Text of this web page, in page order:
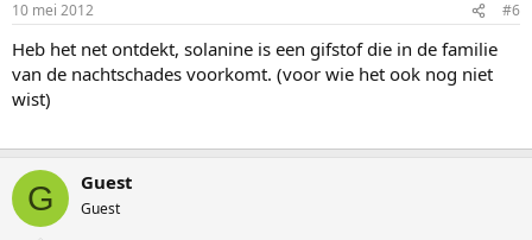
10 mei 2012 #6
Heb het net ontdekt, solanine is een gifstof die in de familie
van de nachtschades voorkomt. (voor wie het ook nog niet
wist)
G Guest
Guest